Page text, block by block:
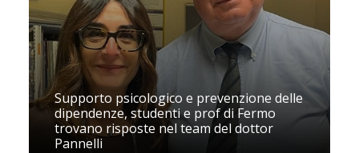
Supporto psicologico e prevenzione delle
dipendenze, studenti e prof di Fermo
trovano risposte nel team del dottor
Pannelli